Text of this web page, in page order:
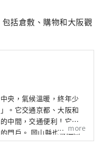
括倉敷、購物和大阪觀
央，氣候溫暖​​，終年少
。它交通京都、大阪和
中間，交通便利！它也
縣也被稱為
內溫暖的氣候下，陽光
more